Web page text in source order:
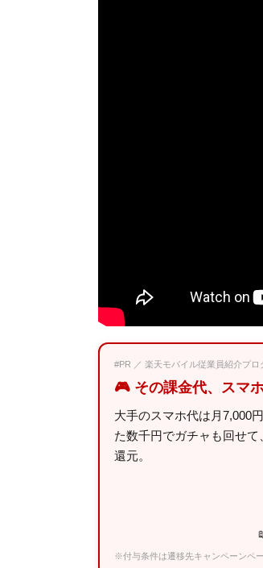
#PR ／ 楽天モバイル従業員紹介プロ
🎮 その課金代、スマ
大手のスマホ代は月7,000
た数千円でガチャも回せて
還元。
※付与条件は遷移先キャンペーンペ